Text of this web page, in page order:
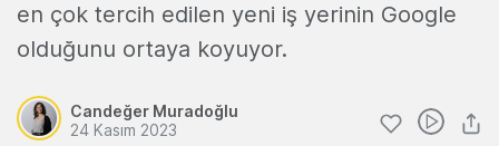
en çok tercih edilen yeni iş yerinin Google
olduğunu ortaya koyuyor.
Candeğer Muradoğlu
24 Kasım 2023